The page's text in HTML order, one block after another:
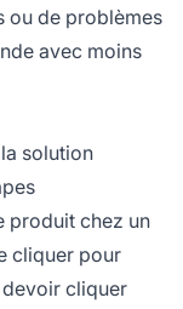
ou de problèmes
avec moins
solution
produit chez un
cliquer pour
devoir cliquer